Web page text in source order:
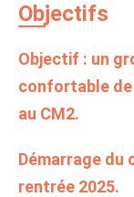
Objectifs
Objectif : un
confortable
au CM2.
Démarrage du
rentrée 2025.